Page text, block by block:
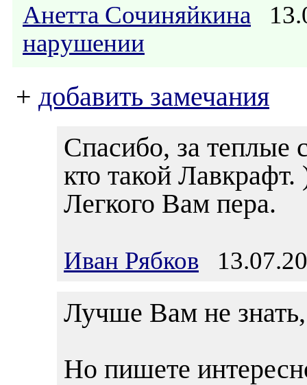
Анетта Сочиняйкина
нарушении
+ добавить замечания
Спасибо, за теплые
кто такой Лавкрафт.
Легкого Вам пера.
Иван Рябков
Лучше Вам не знать,
Но пишете